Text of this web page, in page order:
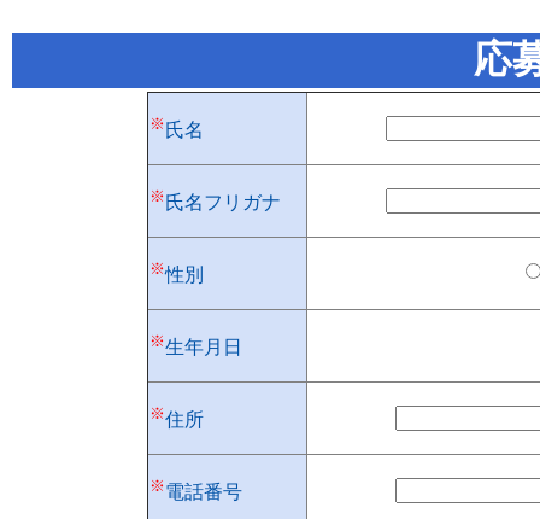
応
※ 氏名
※ 氏名フリガナ
※性別
※生年月日
※住所
※ 電話番号